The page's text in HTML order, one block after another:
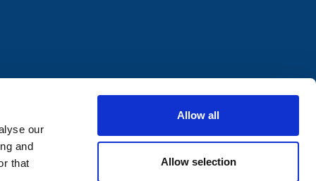
our
and
that
Allow all
Allow selection